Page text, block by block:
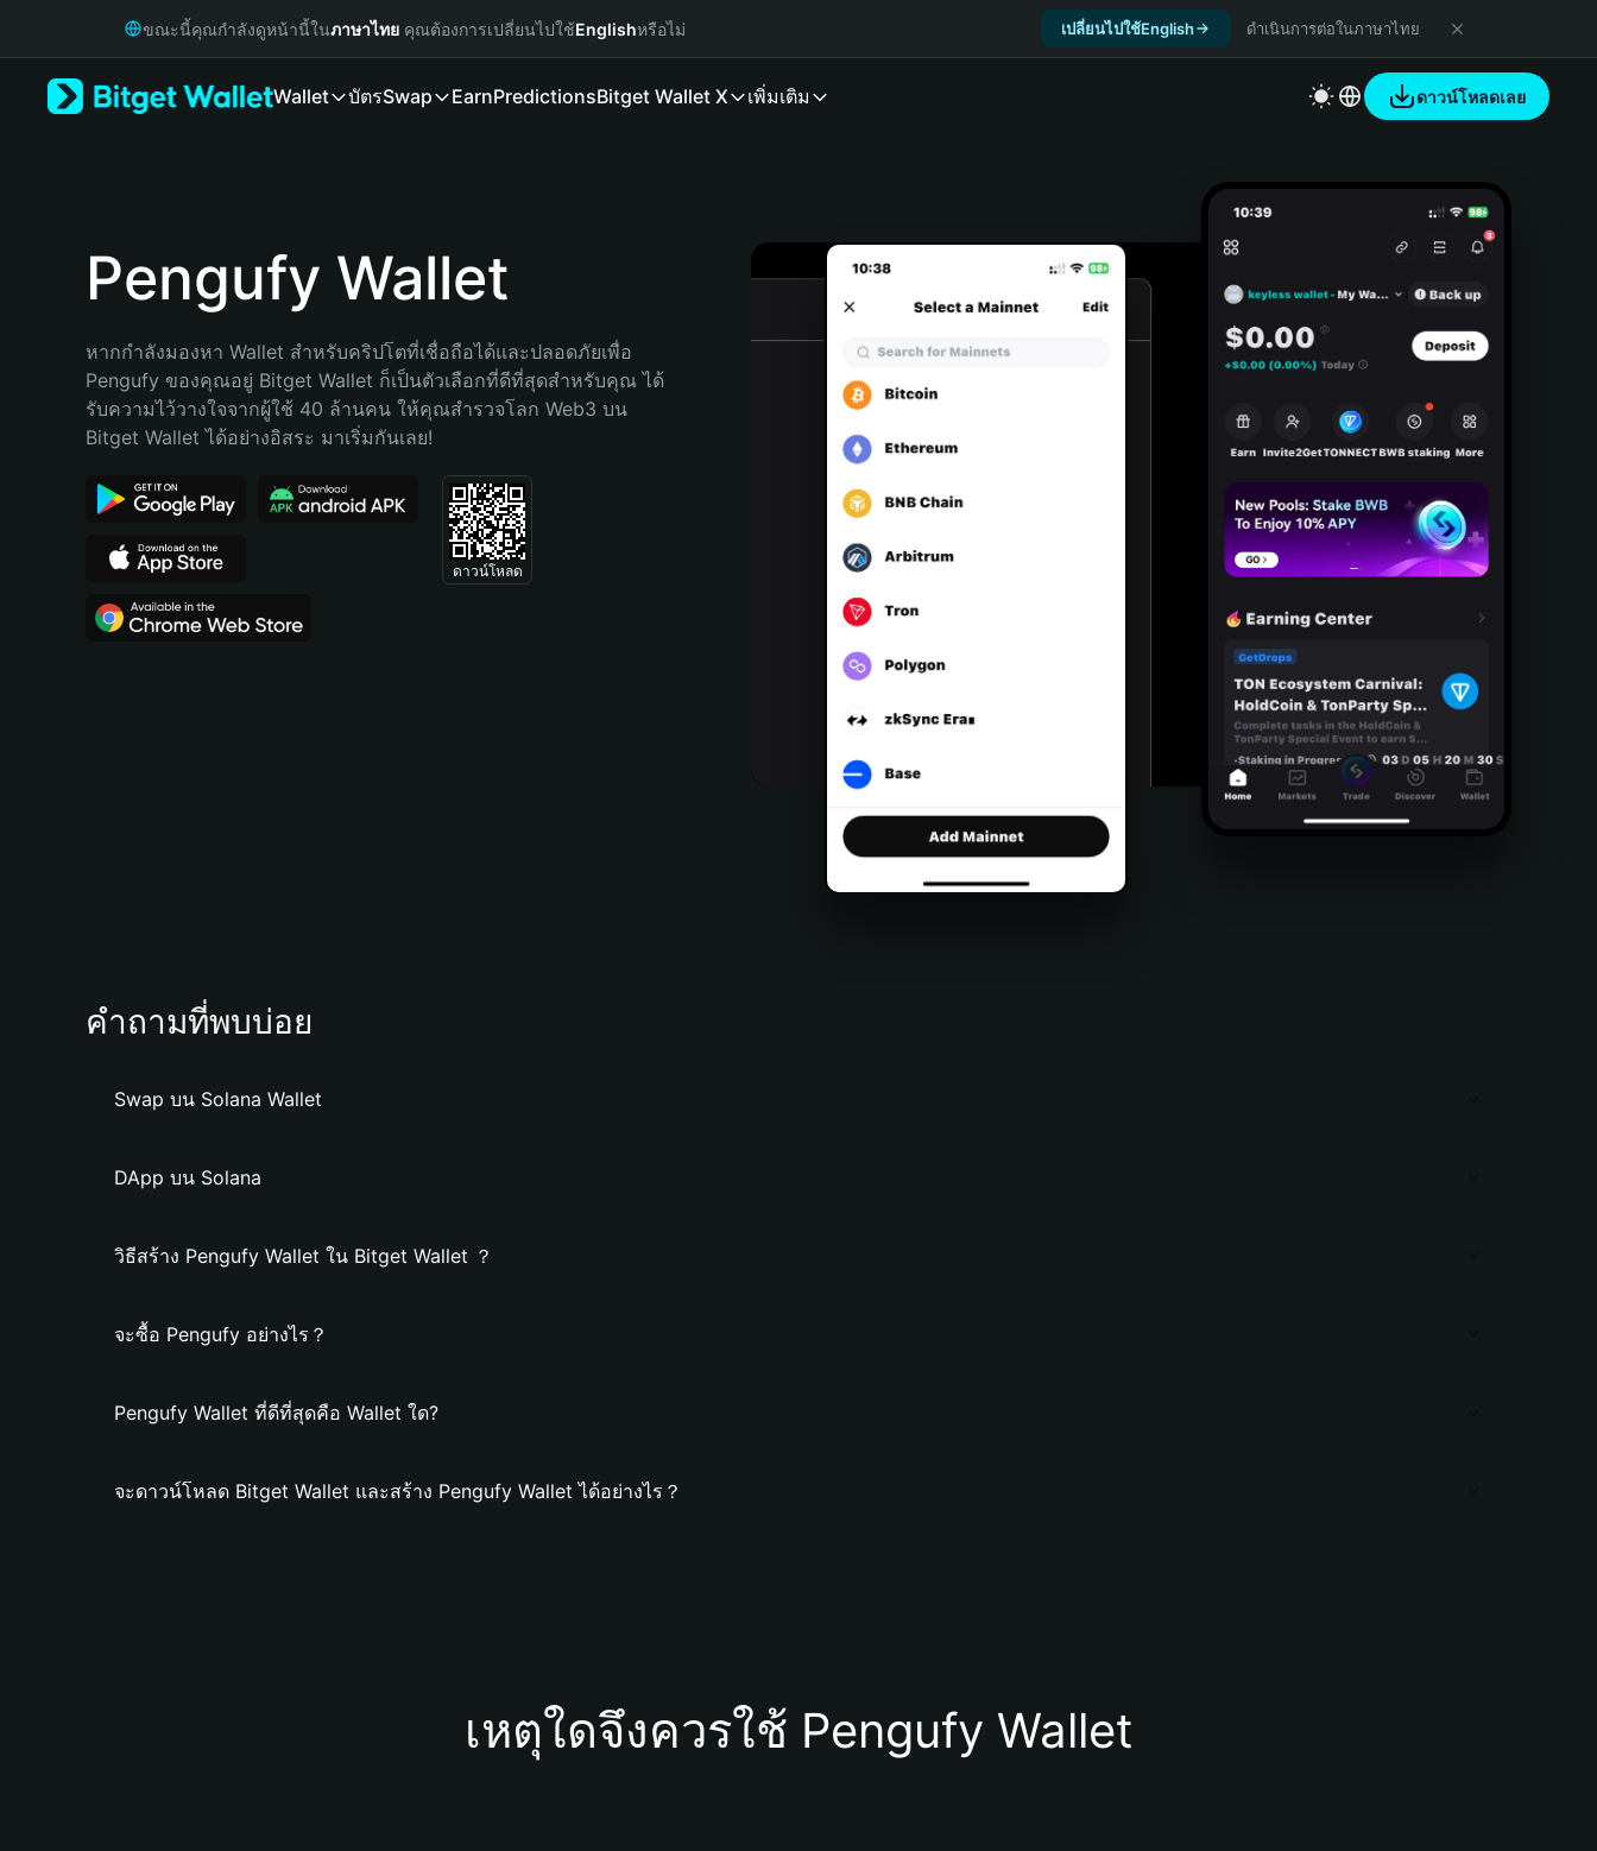
Русский
Bahasa Indonesia
Português (Brasil)
ขณะนี้คุณกำลังดูหน้านี้ในภาษาไทย คุณต้องการเปลี่ยนไปใช้Englishหรือไม่ เปลี่ยนไปใช้English ดำเนินการต่อในภาษาไทย
Wallet บัตรSwap EarnPredictionsBitget Wallet X เพิ่มเติม ดาวน์โหลดเลย
Pengufy Wallet
หากกำลังมองหา Wallet สำหรับคริปโตที่เชื่อถือได้และปลอดภัยเพื่อ
Pengufy ของคุณอยู่ Bitget Wallet ก็เป็นตัวเลือกที่ดีที่สุดสำหรับคุณ ได้
รับความไว้วางใจจากผู้ใช้ 40 ล้านคน ให้คุณสำรวจโลก Web3 บน
Bitget Wallet ได้อย่างอิสระ มาเริ่มกันเลย!
ดาวน์โหลด
คำถามที่พบบ่อย
Swap บน Solana Wallet
DApp บน Solana
วิธีสร้าง Pengufy Wallet ใน Bitget Wallet ？
จะซื้อ Pengufy อย่างไร？
Pengufy Wallet ที่ดีที่สุดคือ Wallet ใด?
จะดาวน์โหลด Bitget Wallet และสร้าง Pengufy Wallet ได้อย่างไร？
เหตุใดจึงควรใช้ Pengufy Wallet